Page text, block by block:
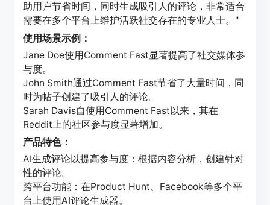
助用户节省时间，同时生成吸引人的评论，非常适合
需要在多个平台上维护活跃社交存在的专业人士。"
使用场景示例：
Jane Doe使用Comment Fast显著提高了社交媒体参
与度。
John Smith通过Comment Fast节省了大量时间，同
时为帖子创建了吸引人的评论。
Sarah Davis自使用Comment Fast以来，其在
Reddit上的社区参与度显著增加。
产品特色：
AI生成评论以提高参与度：根据内容分析，创建针对
性的评论。
跨平台功能：在Product Hunt、Facebook等多个平
台上使用AI评论生成器。